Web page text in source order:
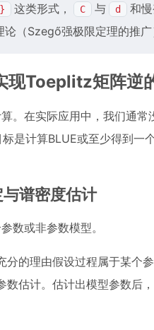
这类形式， C 与 d
和
（Szegő强极限定理的推
现Toeplitz矩阵逆
。在实际应用中，我们通常
是计算BLUE或至少得到一
谱密度估计
数或非参数模型。
分的理由假设过程属于某个
数估计。估计出模型参数后